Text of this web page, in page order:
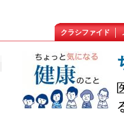
クラシファイド